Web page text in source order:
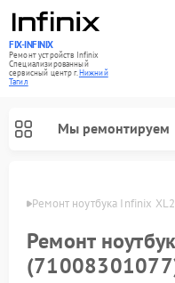
FIX-INFINIX
Ремонт устройств Infinix
Специализированный
cервисный центр г.Нижний
Тагил
Мы ремонтируем
Ремонт ноутбука Infinix
Ремонт